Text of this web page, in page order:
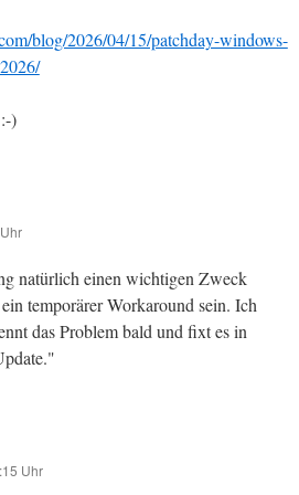
blog/2026/04/15/patchday-windows-
)
natürlich einen wichtigen Zweck
temporärer Workaround sein. Ich
das Problem bald und fixt es in
Uhr